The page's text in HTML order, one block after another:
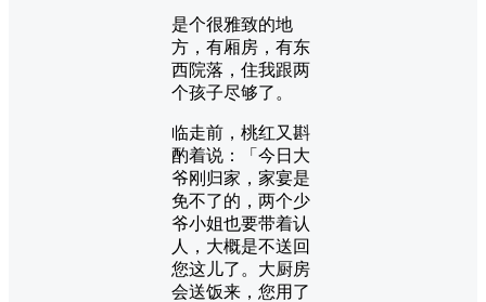
是个很雅致的地
方，有厢房，有东
西院落，住我跟两
个孩子尽够了。
临走前，桃红又斟
酌着说：「今日大
爷刚归家，家宴是
免不了的，两个少
爷小姐也要带着认
人，大概是不送回
您这儿了。大厨房
会送饭来，您用了